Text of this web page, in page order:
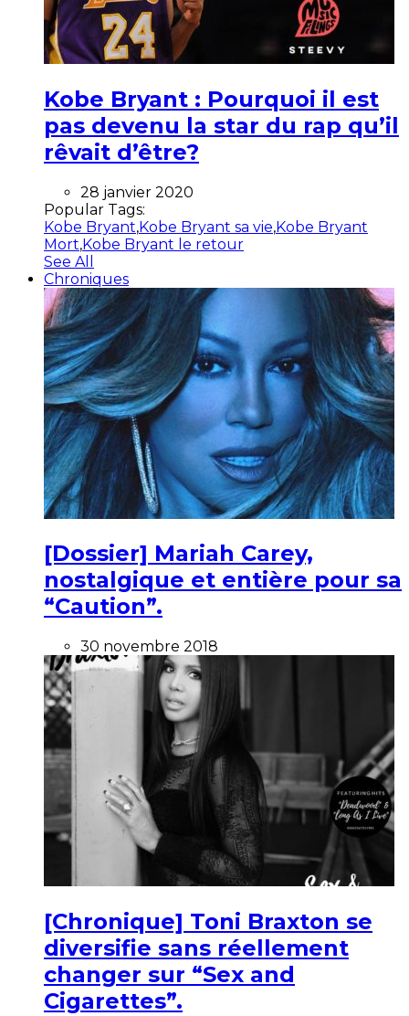
Kobe Bryant : Pourquoi il est
pas devenu la star du rap qu’il
rêvait d’être?
28 janvier 2020
Popular Tags:
Kobe Bryant,Kobe Bryant sa vie,Kobe Bryant
Mort,Kobe Bryant le retour
See All
Chroniques
[Dossier] Mariah Carey,
nostalgique et entière pour sa
“Caution”.
30 novembre 2018
[Chronique] Toni Braxton se
diversifie sans réellement
changer sur “Sex and
Cigarettes”.